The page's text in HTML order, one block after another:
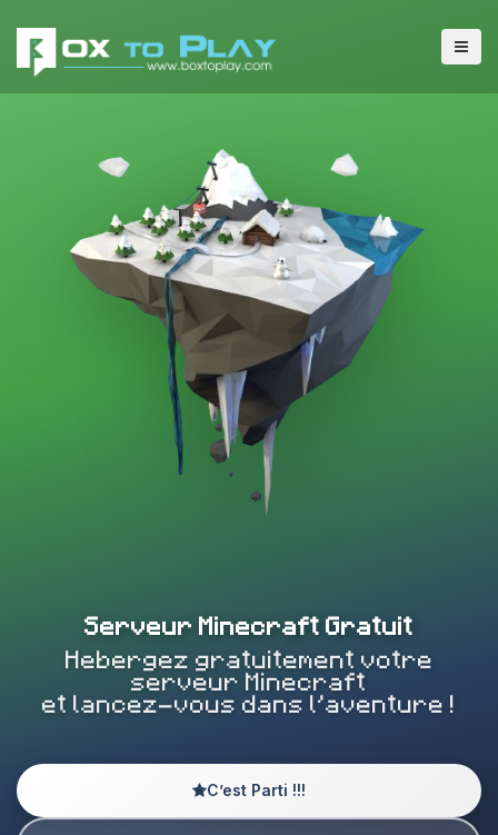
Serveur Minecraft Gratuit
Hebergez gratuitement votre
serveur Minecraft
et lancez-vous dans l’aventure !
C’est Parti !!!